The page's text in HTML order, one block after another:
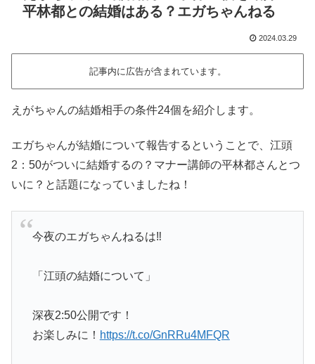
平林都との結婚はある？エガちゃんねる
2024.03.29
記事内に広告が含まれています。
えがちゃんの結婚相手の条件24個を紹介します。
エガちゃんが結婚について報告するということで、江頭
2：50がついに結婚するの？マナー講師の平林都さんとつ
いに？と話題になっていましたね！
今夜のエガちゃんねるは‼️
「江頭の結婚について」
深夜2:50公開です！
お楽しみに！ https://t.co/GnRRu4MFQR